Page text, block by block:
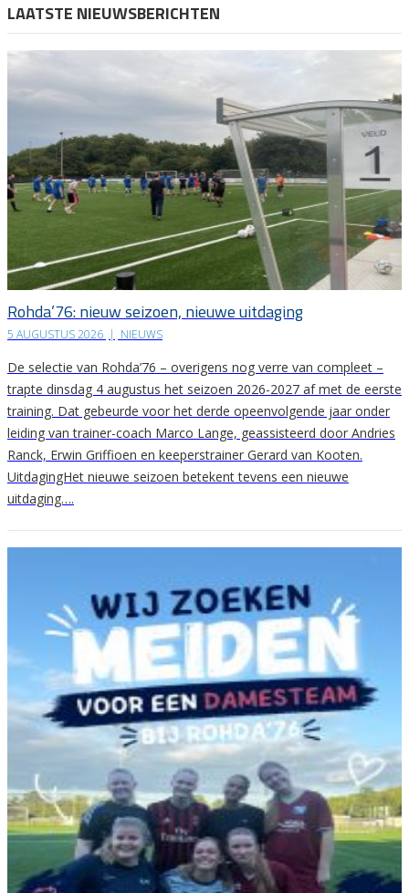
LAATSTE NIEUWSBERICHTEN
Rohda’76: nieuw seizoen, nieuwe uitdaging
5 AUGUSTUS 2026 | NIEUWS
De selectie van Rohda’76 – overigens nog verre van compleet –
trapte dinsdag 4 augustus het seizoen 2026-2027 af met de eerste
training. Dat gebeurde voor het derde opeenvolgende jaar onder
leiding van trainer-coach Marco Lange, geassisteerd door Andries
Ranck, Erwin Griffioen en keeperstrainer Gerard van Kooten.
UitdagingHet nieuwe seizoen betekent tevens een nieuwe
uitdaging….